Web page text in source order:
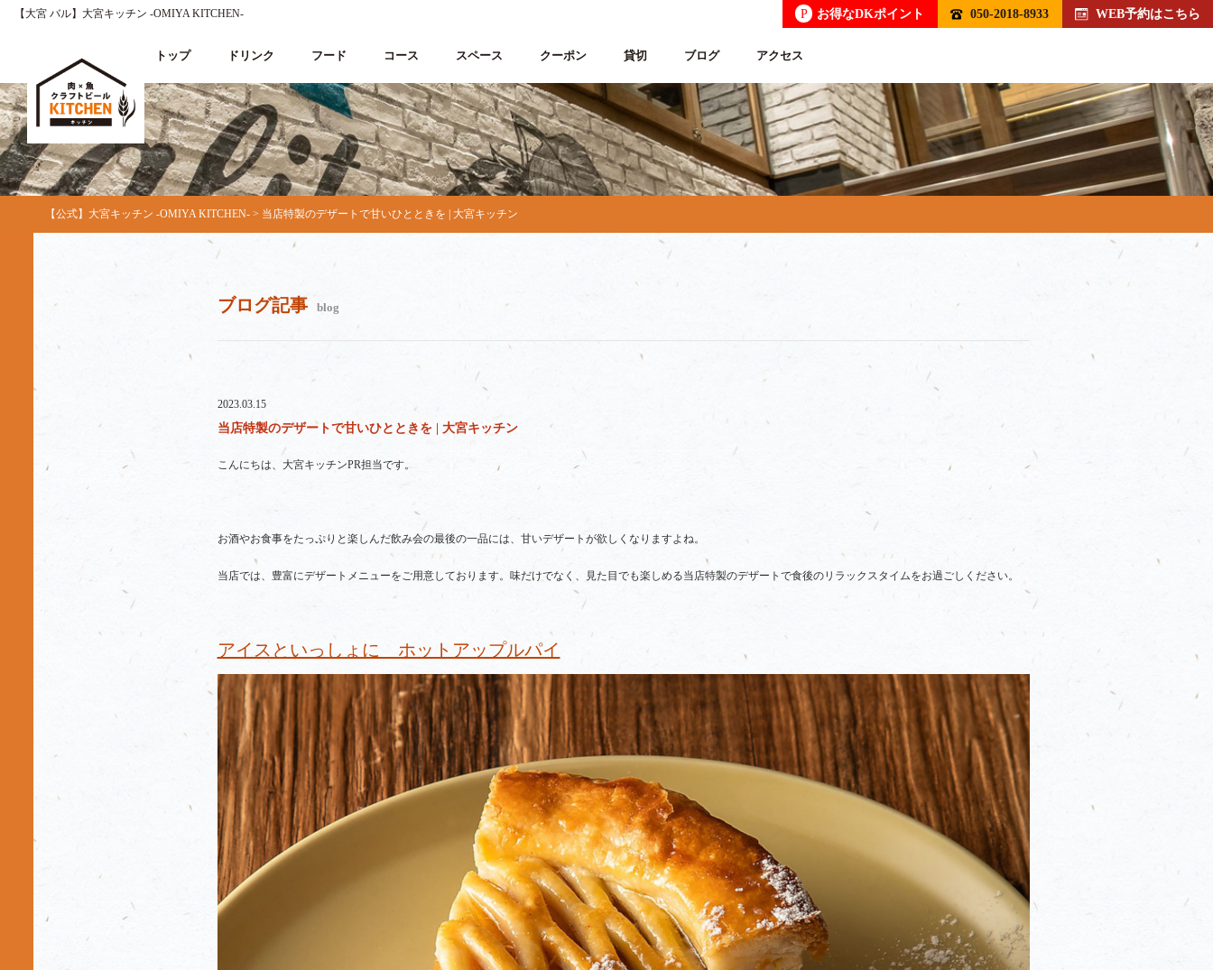
【大宮 バル】大宮キッチン ‐OMIYA KITCHEN‐ P お得なDKポイント 050-2018-8933 WEB予約はこちら
トップ ドリンク フード コース スペース クーポン 貸切 ブログ アクセス
【公式】大宮キッチン ‐OMIYA KITCHEN‐ > 当店特製のデザートで甘いひとときを | 大宮キッチン
ブログ記事 blog
2023.03.15
当店特製のデザートで甘いひとときを | 大宮キッチン
こんにちは、大宮キッチンPR担当です。
お酒やお食事をたっぷりと楽しんだ飲み会の最後の一品には、甘いデザートが欲しくなりますよね。
当店では、豊富にデザートメニューをご用意しております。味だけでなく、見た目でも楽しめる当店特製のデザートで食後のリラックスタイムをお過ごしください。
アイスといっしょに ホットアップルパイ